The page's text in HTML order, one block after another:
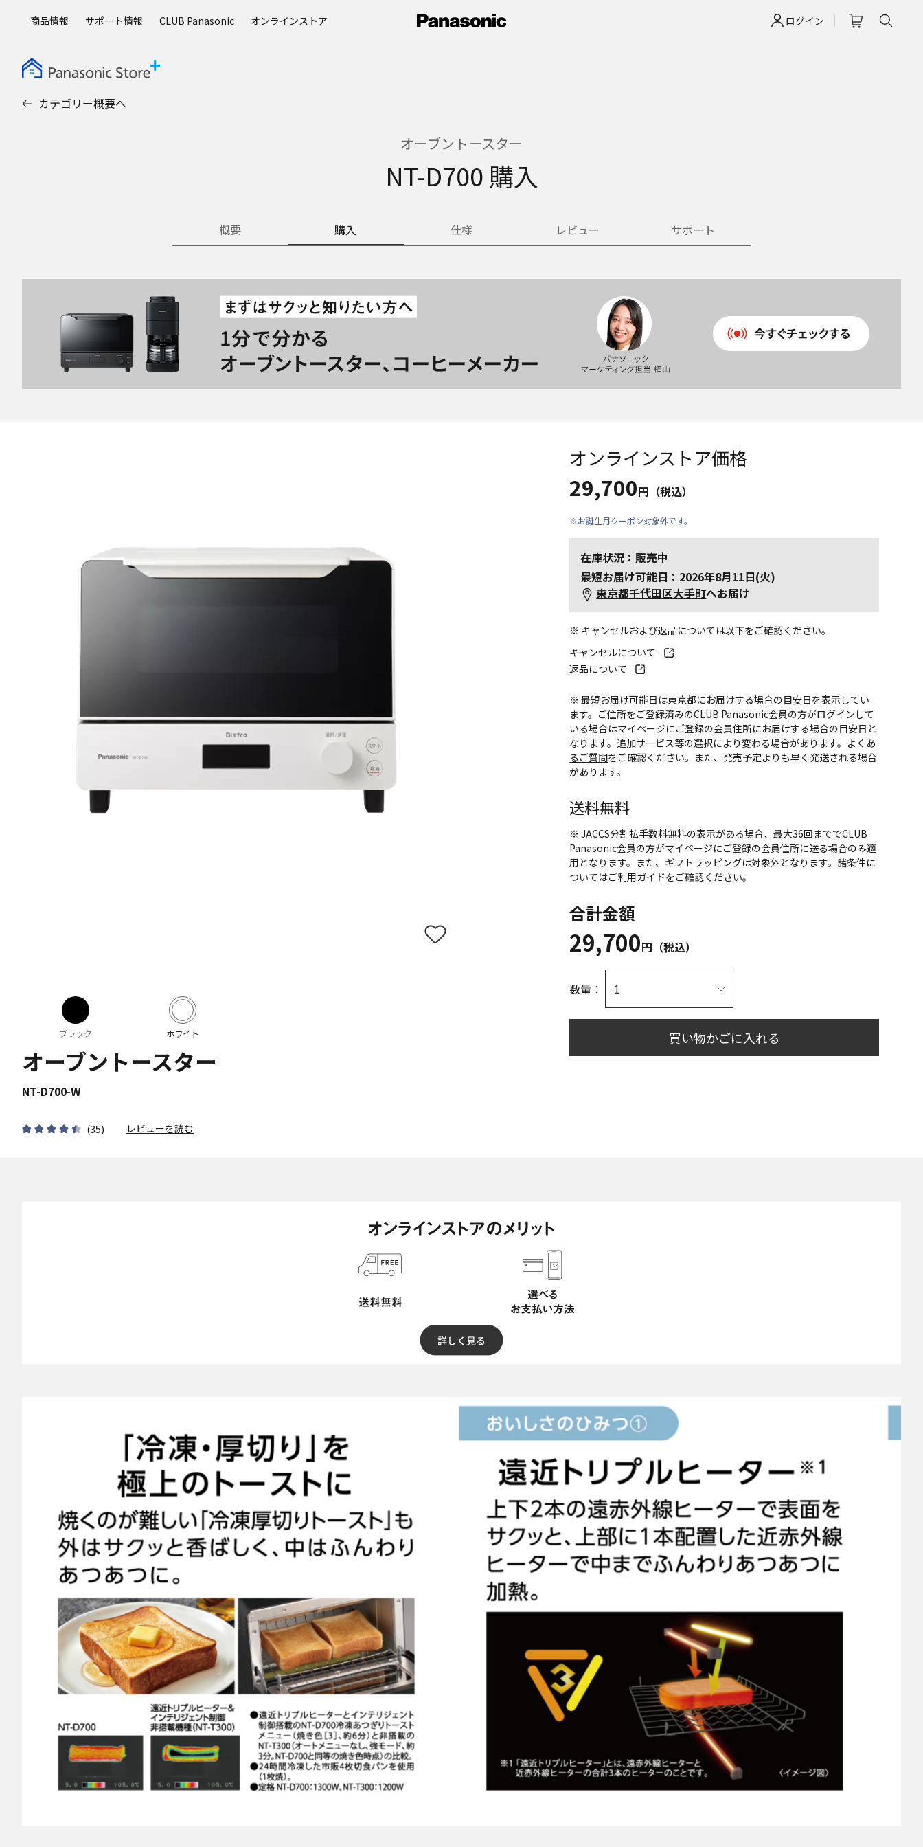
ログイン
商品情報 サポート情報 CLUB Panasonic オンラインストア
カテゴリー概要へ
オーブントースター
NT-D700 購入
概要 購入 仕様 レビュー サポート
ブラック ホワイト
オーブントースター
NT-D700-W
(35) レビューを読む
オンラインストア価格
29,700円（税込）
※お誕生月クーポン対象外です。
在庫状況：販売中
最短お届け可能日：2026年8月11日(火)
東京都千代田区大手町へお届け
※ キャンセルおよび返品については以下をご確認ください。
キャンセルについて
返品について
※ 最短お届け可能日は東京都にお届けする場合の目安日を表示してい
ます。ご住所をご登録済みのCLUB Panasonic会員の方がログインして
いる場合はマイページにご登録の会員住所にお届けする場合の目安日と
なります。追加サービス等の選択により変わる場合があります。 よくあ
るご質問をご確認ください。また、発売予定よりも早く発送される場合
があります。
送料無料
※ JACCS分割払手数料無料の表示がある場合、最大36回まででCLUB
Panasonic会員の方がマイページにご登録の会員住所に送る場合のみ適
用となります。また、ギフトラッピングは対象外となります。諸条件に
ついてはご利用ガイドをご確認ください。
合計金額
29,700円（税込）
数量：
買い物かごに入れる